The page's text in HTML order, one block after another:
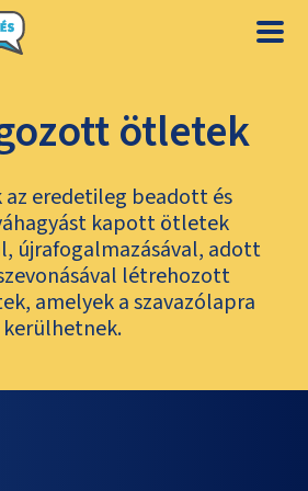
ötletek
eredetileg beadott és
kapott ötletek
újrafogalmazásával, adott
létrehozott
amelyek a szavazólapra
kerülhetnek.